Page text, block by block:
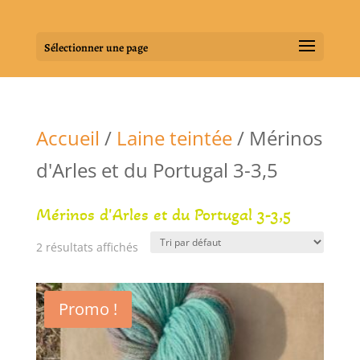
Sélectionner une page
Accueil / Laine teintée/ Mérinos
d'Arles et du Portugal 3-3,5
Mérinos d'Arles et du Portugal 3-3,5
2 résultats affichés
Promo !